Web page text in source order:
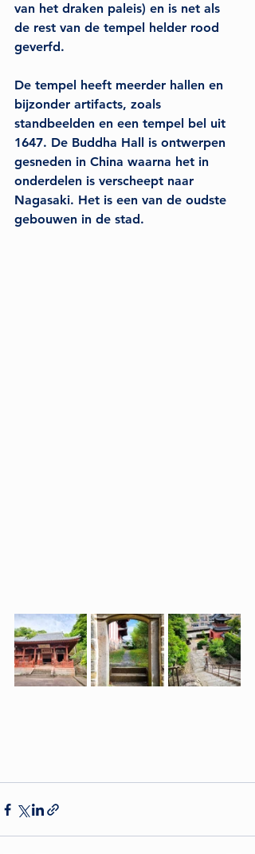
van het draken paleis) en is net als
de rest van de tempel helder rood
geverfd.
De tempel heeft meerder hallen en
bijzonder artifacts, zoals
standbeelden en een tempel bel uit
1647. De Buddha Hall is ontwerpen
gesneden in China waarna het in
onderdelen is verscheept naar
Nagasaki. Het is een van de oudste
gebouwen in de stad.